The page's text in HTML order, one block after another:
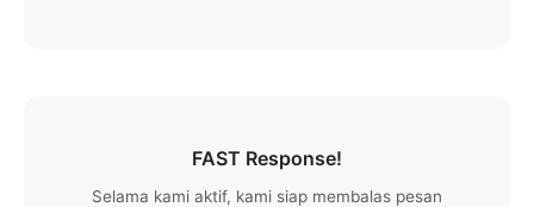
FAST Response!
Selama kami aktif, kami siap membalas pesan